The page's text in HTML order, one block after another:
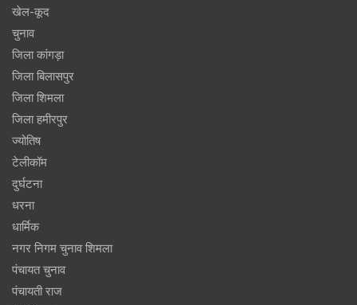
खेल-कूद
चुनाव
जिला कांगड़ा
जिला बिलासपुर
जिला शिमला
जिला हमीरपुर
ज्योतिष
टेलीकॉम
दुर्घटना
धरना
धार्मिक
नगर निगम चुनाव शिमला
पंचायत चुनाव
पंचायती राज